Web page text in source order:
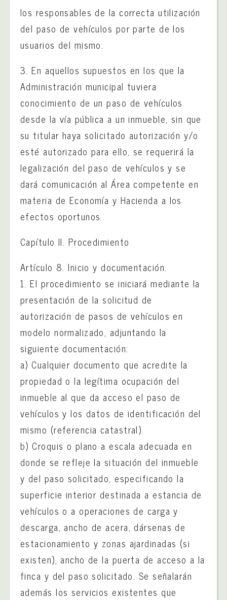
los responsables de la correcta utilización
del paso de vehículos por parte de los
usuarios del mismo.
3. En aquellos supuestos en los que la
Administración municipal tuviera
conocimiento de un paso de vehículos
desde la vía pública a un inmueble, sin que
su titular haya solicitado autorización y/o
esté autorizado para ello, se requerirá la
legalización del paso de vehículos y se
dará comunicación al Área competente en
materia de Economía y Hacienda a los
efectos oportunos.
Capítulo II. Procedimiento
Artículo 8. Inicio y documentación.
1. El procedimiento se iniciará mediante la
presentación de la solicitud de
autorización de pasos de vehículos en
modelo normalizado, adjuntando la
siguiente documentación:
a) Cualquier documento que acredite la
propiedad o la legítima ocupación del
inmueble al que da acceso el paso de
vehículos y los datos de identificación del
mismo (referencia catastral).
b) Croquis o plano a escala adecuada en
donde se refleje la situación del inmueble
y del paso solicitado, especificando la
superficie interior destinada a estancia de
vehículos o a operaciones de carga y
descarga, ancho de acera, dársenas de
estacionamiento y zonas ajardinadas (si
existen), ancho de la puerta de acceso a la
finca y del paso solicitado. Se señalarán
además los servicios existentes que